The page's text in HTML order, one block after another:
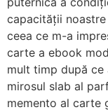
capacității
ceea ce m-a
carte a ebook
mult timp după ce
mirosul slab al
memento al carte